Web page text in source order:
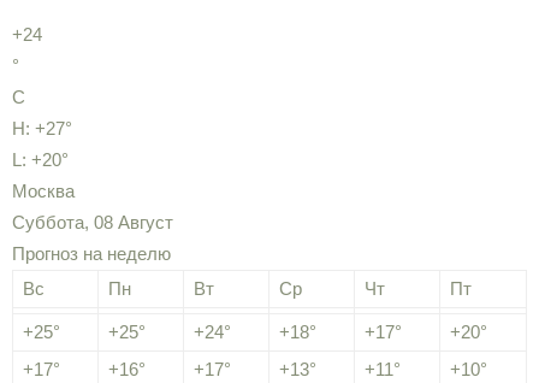
+24
°
C
H: +27°
L: +20°
Москва
Суббота, 08 Август
Прогноз на неделю
Вс
Пн Вт Ср Чт Пт
+25° +25° +24° +18° +17° +20°
+17° +16° +17° +13° +11° +10°